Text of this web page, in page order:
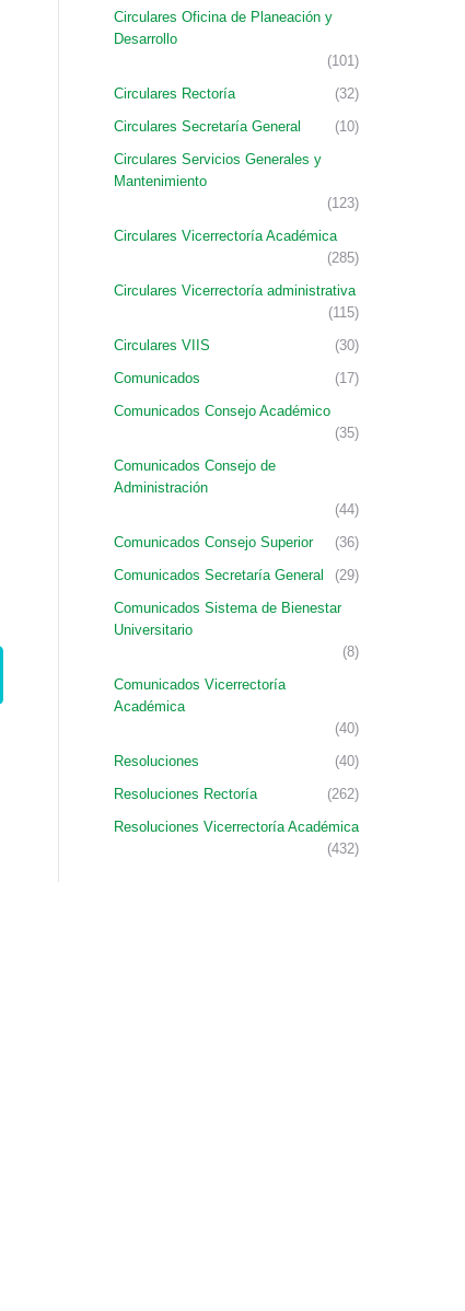
Circulares Oficina de Planeación y
Desarrollo
(101)
Circulares Rectoría
(32)
Circulares Secretaría General
(10)
Circulares Servicios Generales y
Mantenimiento
(123)
Circulares Vicerrectoría Académica
(285)
Circulares Vicerrectoría administrativa
(115)
Circulares VIIS
(30)
Comunicados
(17)
Comunicados Consejo Académico
(35)
Comunicados Consejo de
Administración
(44)
Comunicados Consejo Superior
(36)
Comunicados Secretaría General
(29)
Comunicados Sistema de Bienestar
Universitario
(8)
Comunicados Vicerrectoría
Académica
(40)
Resoluciones
(40)
Resoluciones Rectoría
(262)
Resoluciones Vicerrectoría Académica
(432)